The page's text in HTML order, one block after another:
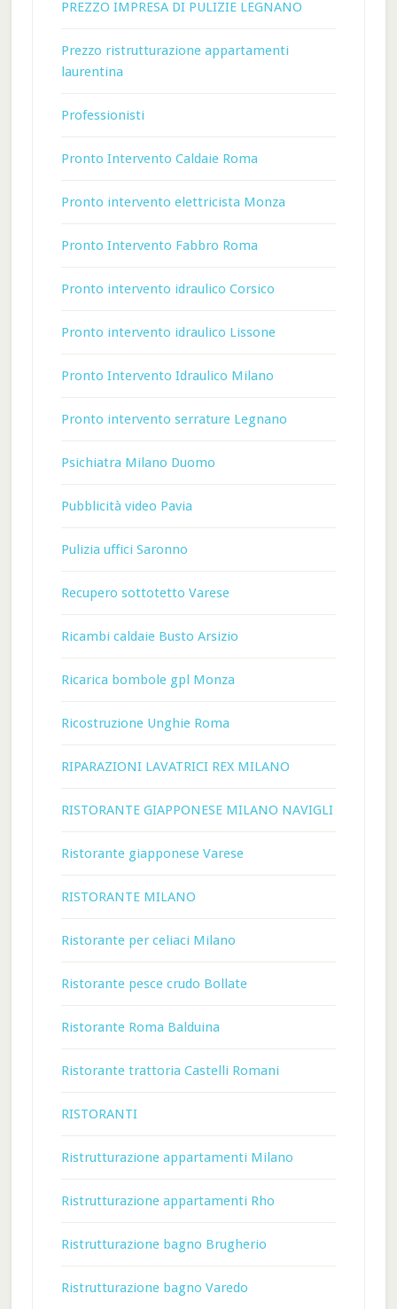
PREZZO IMPRESA DI PULIZIE LEGNANO
Prezzo ristrutturazione appartamenti
laurentina
Professionisti
Pronto Intervento Caldaie Roma
Pronto intervento elettricista Monza
Pronto Intervento Fabbro Roma
Pronto intervento idraulico Corsico
Pronto intervento idraulico Lissone
Pronto Intervento Idraulico Milano
Pronto intervento serrature Legnano
Psichiatra Milano Duomo
Pubblicità video Pavia
Pulizia uffici Saronno
Recupero sottotetto Varese
Ricambi caldaie Busto Arsizio
Ricarica bombole gpl Monza
Ricostruzione Unghie Roma
RIPARAZIONI LAVATRICI REX MILANO
RISTORANTE GIAPPONESE MILANO NAVIGLI
Ristorante giapponese Varese
RISTORANTE MILANO
Ristorante per celiaci Milano
Ristorante pesce crudo Bollate
Ristorante Roma Balduina
Ristorante trattoria Castelli Romani
RISTORANTI
Ristrutturazione appartamenti Milano
Ristrutturazione appartamenti Rho
Ristrutturazione bagno Brugherio
Ristrutturazione bagno Varedo